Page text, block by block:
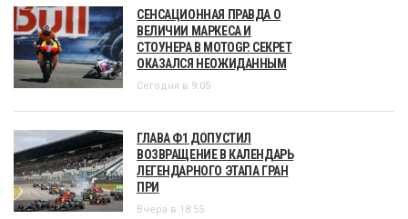
СЕНСАЦИОННАЯ ПРАВДА О
ВЕЛИЧИИ МАРКЕСА И
СТОУНЕРА В MOTOGP. СЕКРЕТ
ОКАЗАЛСЯ НЕОЖИДАННЫМ
Сегодня в 9:05
ГЛАВА Ф1 ДОПУСТИЛ
ВОЗВРАЩЕНИЕ В КАЛЕНДАРЬ
ЛЕГЕНДАРНОГО ЭТАПА ГРАН
ПРИ
Вчера в 18:55